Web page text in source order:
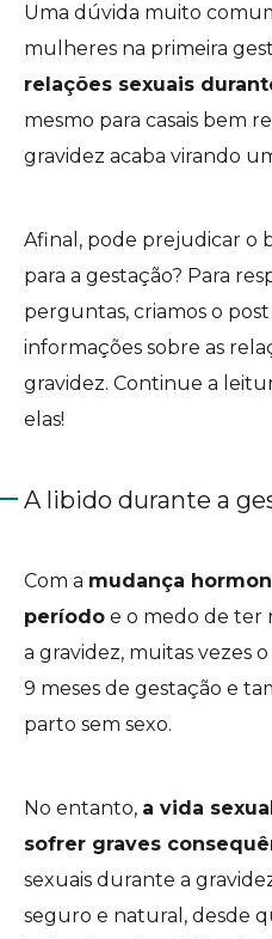
Uma dúvida muito
mulheres na primeira
relações sexuais
mesmo para casais bem
gravidez acaba virando
Afinal, pode prejudicar o
para a gestação? Para
perguntas, criamos o
informações sobre as
gravidez. Continue a
elas!
A libido durante a
Com a mudança
período e o medo de ter
a gravidez, muitas vezes
9 meses de gestação e
parto sem sexo.
No entanto, a vida
sofrer graves
sexuais durante a
seguro e natural, desde